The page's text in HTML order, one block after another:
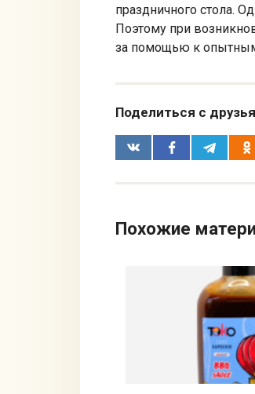
праздничного стола.
Поэтому при
за помощью к
Поделиться с
Похожие